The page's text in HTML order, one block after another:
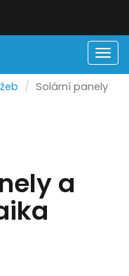
Solární panely
a